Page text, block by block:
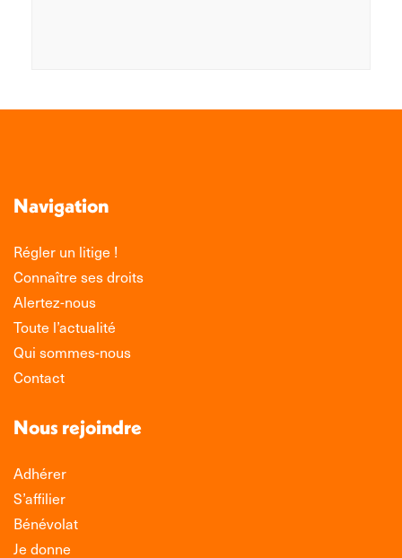
Navigation
Régler un litige !
Connaître ses droits
Alertez-nous
Toute l’actualité
Qui sommes-nous
Contact
Nous rejoindre
Adhérer
S’affilier
Bénévolat
Je donne